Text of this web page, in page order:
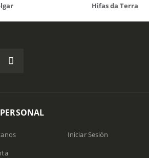
Terra Nutergia
Iniciar Sesión